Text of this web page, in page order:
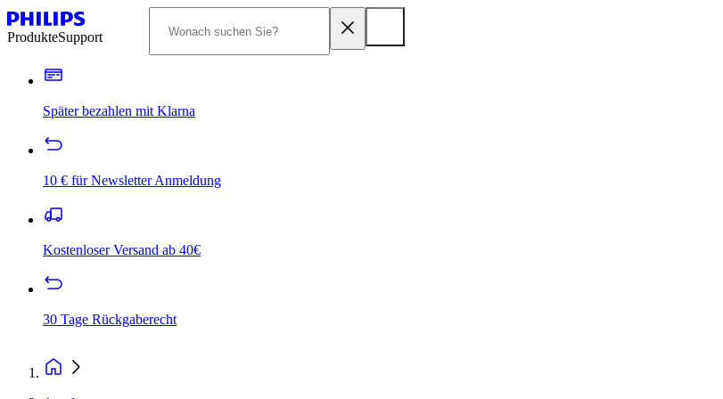
ProdukteSupport
Später bezahlen mit Klarna
10 € für Newsletter Anmeldung
Kostenloser Versand ab 40€
30 Tage Rückgaberecht